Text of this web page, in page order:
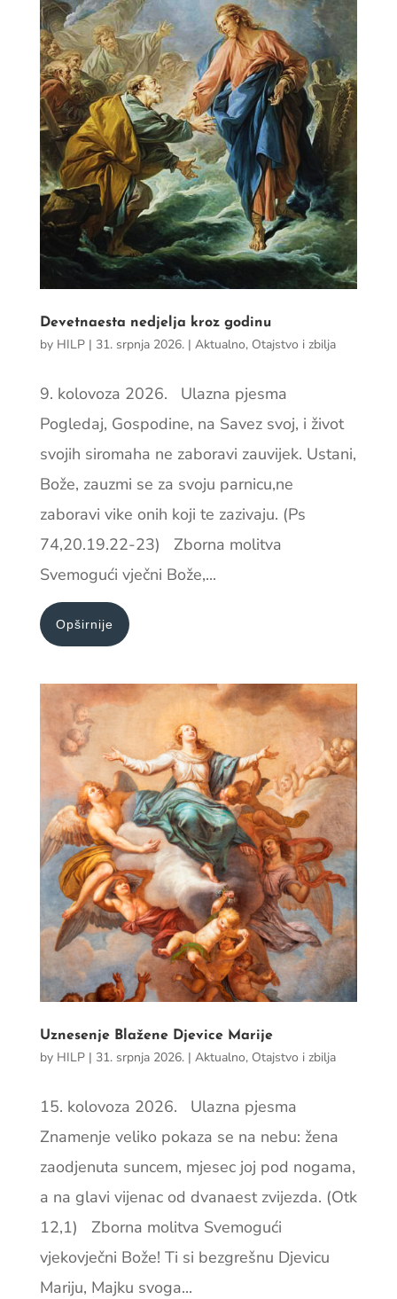
Devetnaesta nedjelja kroz godinu
by HILP| 31. srpnja 2026.| Aktualno, Otajstvo i zbilja
9. kolovoza 2026. Ulazna pjesma
Pogledaj, Gospodine, na Savez svoj, i život
svojih siromaha ne zaboravi zauvijek. Ustani,
Bože, zauzmi se za svoju parnicu,ne
zaboravi vike onih koji te zazivaju. (Ps
74,20.19.22-23) Zborna molitva
Svemogući vječni Bože,...
Opširnije
Uznesenje Blažene Djevice Marije
by HILP| 31. srpnja 2026.| Aktualno, Otajstvo i zbilja
15. kolovoza 2026. Ulazna pjesma
Znamenje veliko pokaza se na nebu: žena
zaodjenuta suncem, mjesec joj pod nogama,
a na glavi vijenac od dvanaest zvijezda. (Otk
12,1) Zborna molitva Svemogući
vjekovječni Bože! Ti si bezgrešnu Djevicu
Mariju, Majku svoga...